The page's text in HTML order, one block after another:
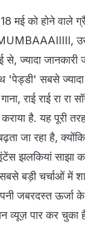
मई को होने वाले
ज्यादा
'पेड्डी' सबसे
राई राई रा रा
है. यह पूरी
जा रहा है,
झलकियां साझा
बड़ी चर्चाओं में
जबरदस्त
व्यूज़ पार कर चुका